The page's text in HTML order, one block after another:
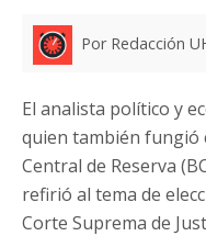
Por Redacción
El analista político y
quien también fungió
Central de Reserva
refirió al tema de
Corte Suprema de